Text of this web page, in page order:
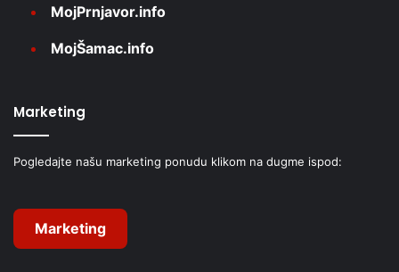
MojPrnjavor.info
MojŠamac.info
Marketing
Pogledajte našu marketing ponudu klikom na dugme ispod:
Marketing